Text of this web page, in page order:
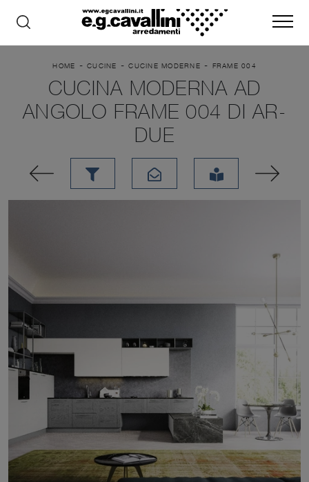
HOME - CUCINE -CUCINE MODERNE - FRAME 004
CUCINA MODERNA AD
ANGOLO FRAME 004 DI AR-
DUE